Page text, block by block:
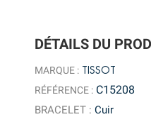
DÉTAILS DU
MARQUE : TISSOT
RÉFÉRENCE : C15208
BRACELET :Cuir